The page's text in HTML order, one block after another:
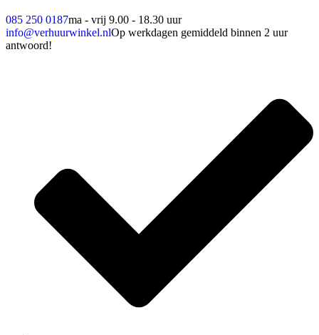
085 250 0187ma - vrij 9.00 - 18.30 uur
info@verhuurwinkel.nlOp werkdagen gemiddeld binnen 2 uur
antwoord!